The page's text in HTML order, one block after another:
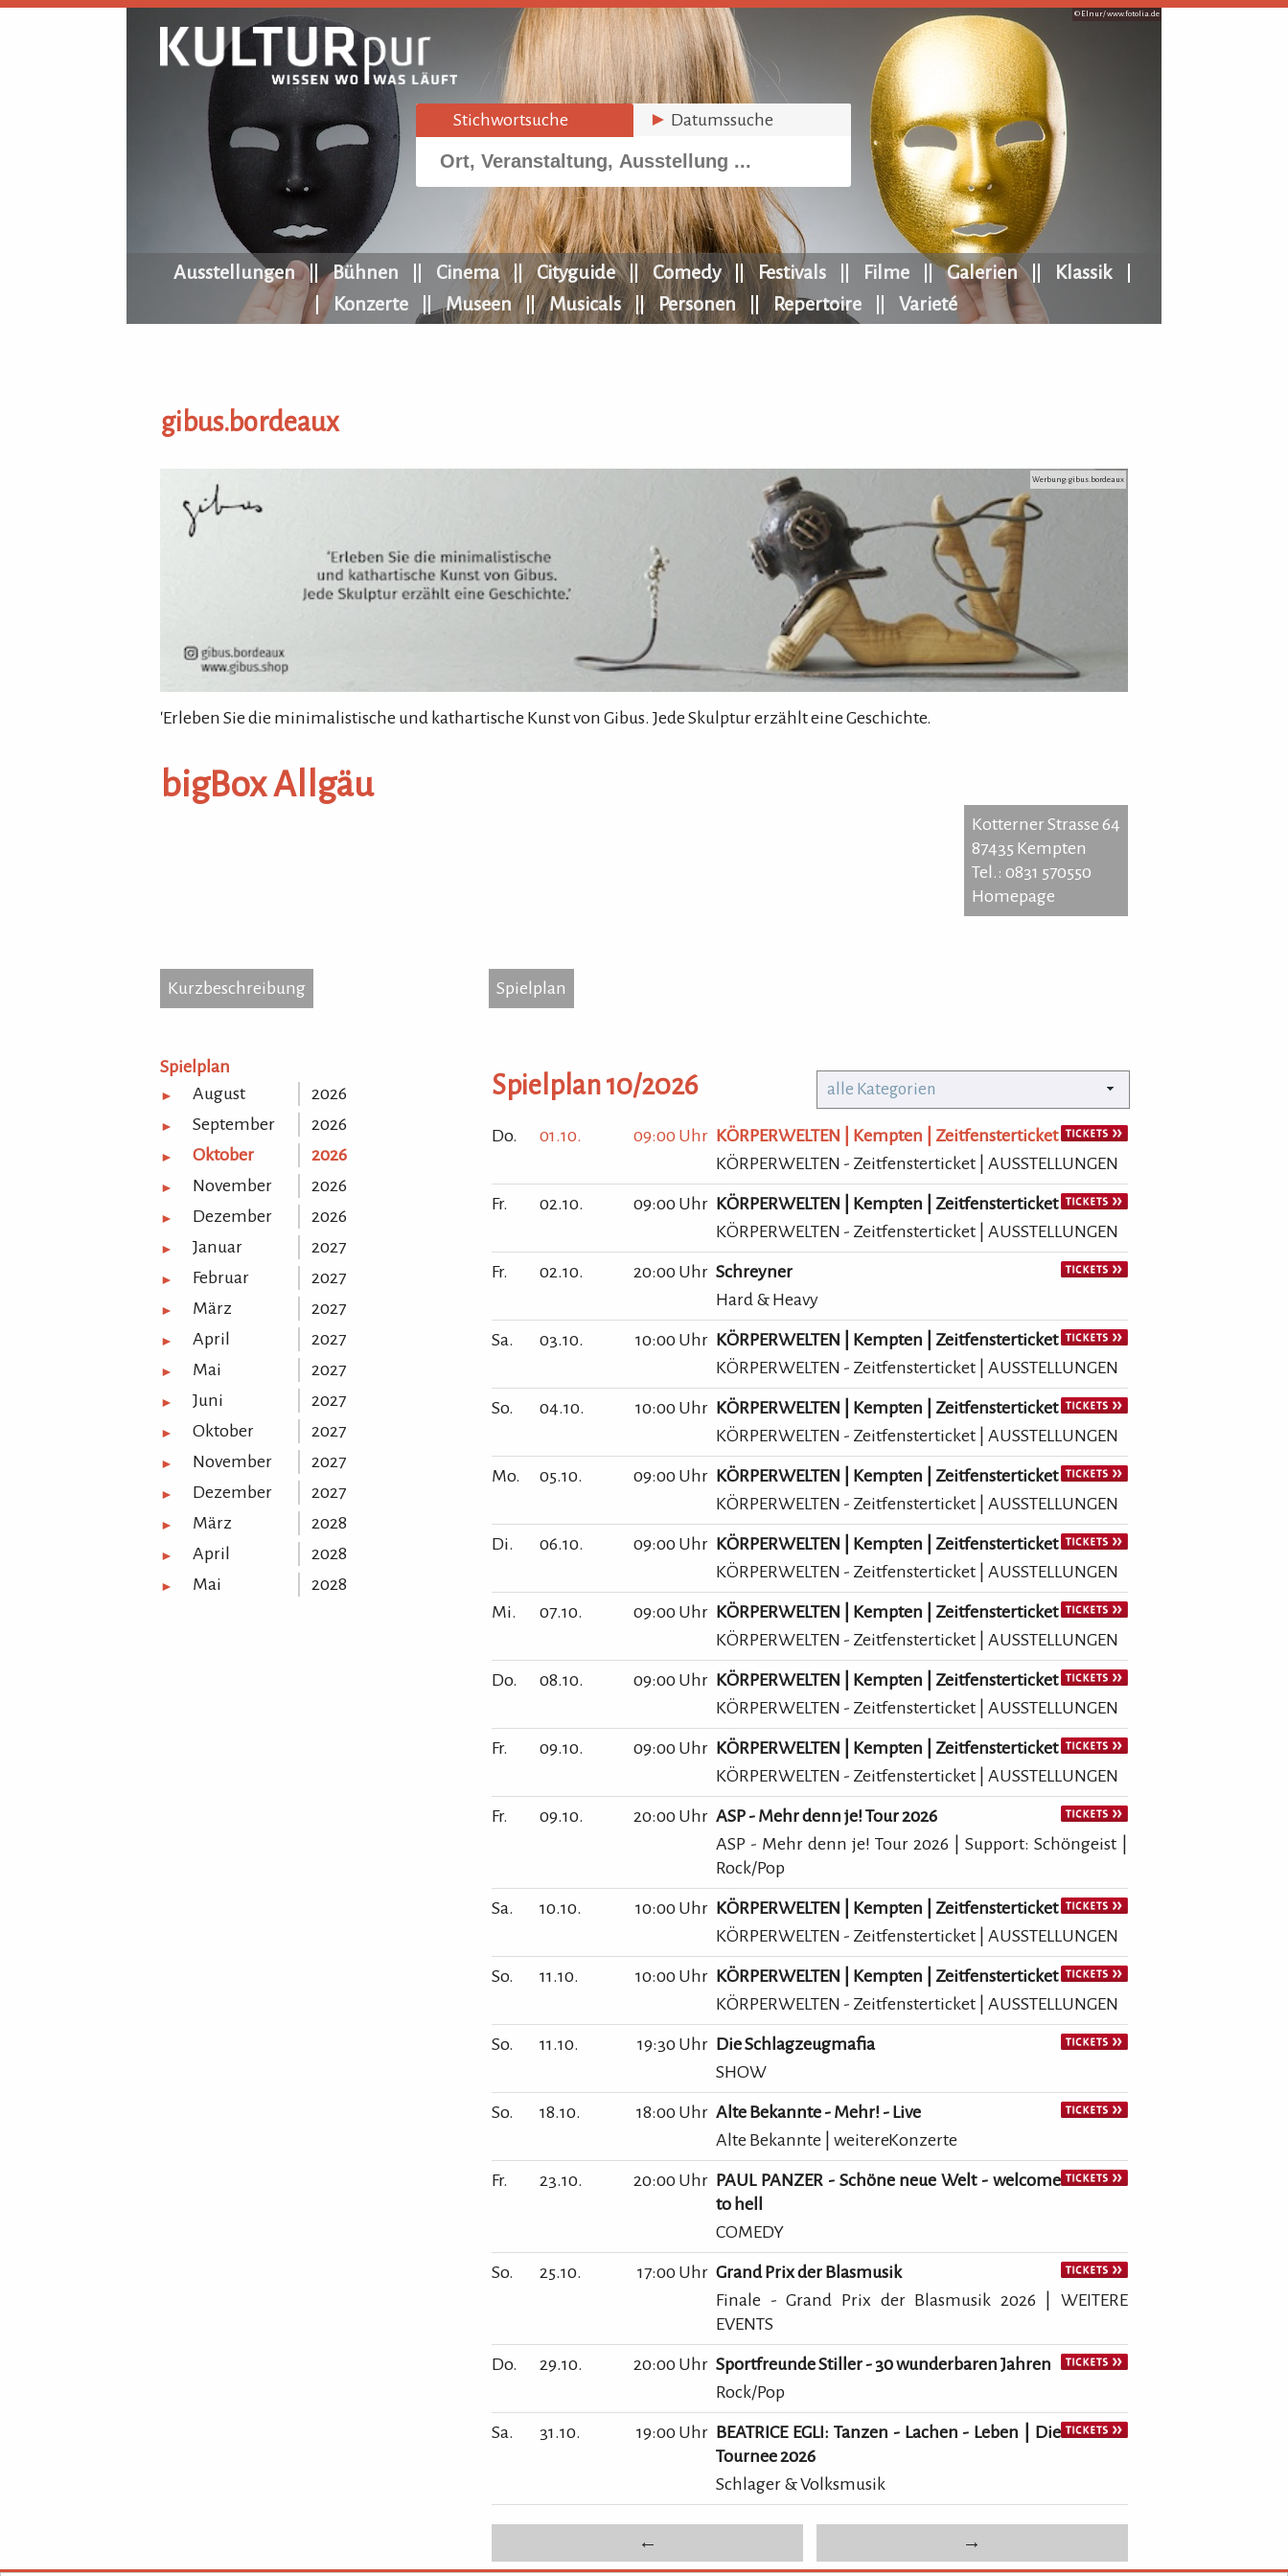
© Elnur /www.fotolia.de
Stichwortsuche ► Datumssuche
KULTURpur Navigation
Ausstellungen Bühnen Cinema Cityguide Comedy Festivals Filme Galerien
Klassik
Konzerte
Museen Musicals Personen Repertoire Varieté
gibus.bordeaux
gibus.bordeaux Werbung: gibus.bordeaux
'Erleben Sie die minimalistische und kathartische Kunst von Gibus. Jede Skulptur erzählt eine Geschichte.
bigBox Allgäu
Kurzbeschreibung Spielplan
Kotterner Strasse 64
87435 Kempten
Tel.: 0831 570550
Homepage
Tel.: 0831 570550
Homepage
Spielplan
► August 2026
► September 2026
► Oktober 2026
► November 2026
► Dezember 2026
► Januar 2027
► Februar 2027
► März 2027
► April 2027
► Mai 2027
► Juni 2027
► Oktober 2027
► November 2027
► Dezember 2027
► März 2028
► April 2028
► Mai 2028
Spielplan 10/2026 alle Kategorien
Do. 01.10. 09:00 Uhr KÖRPERWELTEN | Kempten | Zeitfensterticket
KÖRPERWELTEN - Zeitfensterticket | AUSSTELLUNGEN
Fr. 02.10. 09:00 Uhr KÖRPERWELTEN | Kempten | Zeitfensterticket
KÖRPERWELTEN - Zeitfensterticket | AUSSTELLUNGEN
Fr. 02.10. 20:00 Uhr Schreyner
Hard & Heavy
Sa. 03.10. 10:00 Uhr KÖRPERWELTEN | Kempten | Zeitfensterticket
KÖRPERWELTEN - Zeitfensterticket | AUSSTELLUNGEN
So. 04.10. 10:00 Uhr KÖRPERWELTEN | Kempten | Zeitfensterticket
KÖRPERWELTEN - Zeitfensterticket | AUSSTELLUNGEN
Mo. 05.10. 09:00 Uhr KÖRPERWELTEN | Kempten | Zeitfensterticket
KÖRPERWELTEN - Zeitfensterticket | AUSSTELLUNGEN
Di. 06.10. 09:00 Uhr KÖRPERWELTEN | Kempten | Zeitfensterticket
KÖRPERWELTEN - Zeitfensterticket | AUSSTELLUNGEN
Mi. 07.10. 09:00 Uhr KÖRPERWELTEN | Kempten | Zeitfensterticket
KÖRPERWELTEN - Zeitfensterticket | AUSSTELLUNGEN
Do. 08.10. 09:00 Uhr KÖRPERWELTEN | Kempten | Zeitfensterticket
KÖRPERWELTEN - Zeitfensterticket | AUSSTELLUNGEN
Fr. 09.10. 09:00 Uhr KÖRPERWELTEN | Kempten | Zeitfensterticket
KÖRPERWELTEN - Zeitfensterticket | AUSSTELLUNGEN
Fr. 09.10. 20:00 Uhr ASP - Mehr denn je! Tour 2026
ASP - Mehr denn je! Tour 2026 | Support: Schöngeist |
Rock/Pop
Sa. 10.10. 10:00 Uhr KÖRPERWELTEN | Kempten | Zeitfensterticket
KÖRPERWELTEN - Zeitfensterticket | AUSSTELLUNGEN
So. 11.10. 10:00 Uhr KÖRPERWELTEN | Kempten | Zeitfensterticket
KÖRPERWELTEN - Zeitfensterticket | AUSSTELLUNGEN
So. 11.10. 19:30 Uhr Die Schlagzeugmafia
SHOW
So. 18.10. 18:00 Uhr Alte Bekannte - Mehr! - Live
Alte Bekannte | weitereKonzerte
Fr. 23.10. 20:00 Uhr PAUL PANZER - Schöne neue Welt - welcome
to hell
COMEDY
So. 25.10. 17:00 Uhr Grand Prix der Blasmusik
Finale - Grand Prix der Blasmusik 2026 | WEITERE
EVENTS
Do. 29.10. 20:00 Uhr Sportfreunde Stiller - 30 wunderbaren Jahren
Rock/Pop
Sa. 31.10. 19:00 Uhr BEATRICE EGLI: Tanzen - Lachen - Leben | Die
Tournee 2026
Schlager & Volksmusik
← →